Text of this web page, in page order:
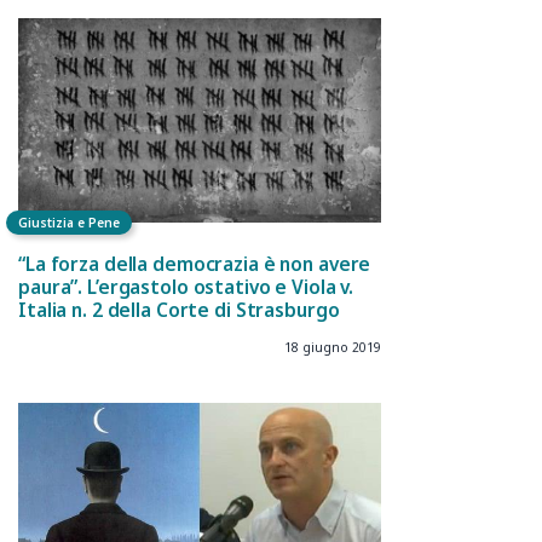
Giustizia e Pene
“La forza della democrazia è non avere
paura”. L’ergastolo ostativo e Viola v.
Italia n. 2 della Corte di Strasburgo
18 giugno 2019